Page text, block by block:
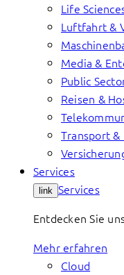
Life
Luftfahrt &
Media &
Public
Reisen &
Transport &
Services
link Services
Entdecken Sie
Mehr erfahren
Cloud